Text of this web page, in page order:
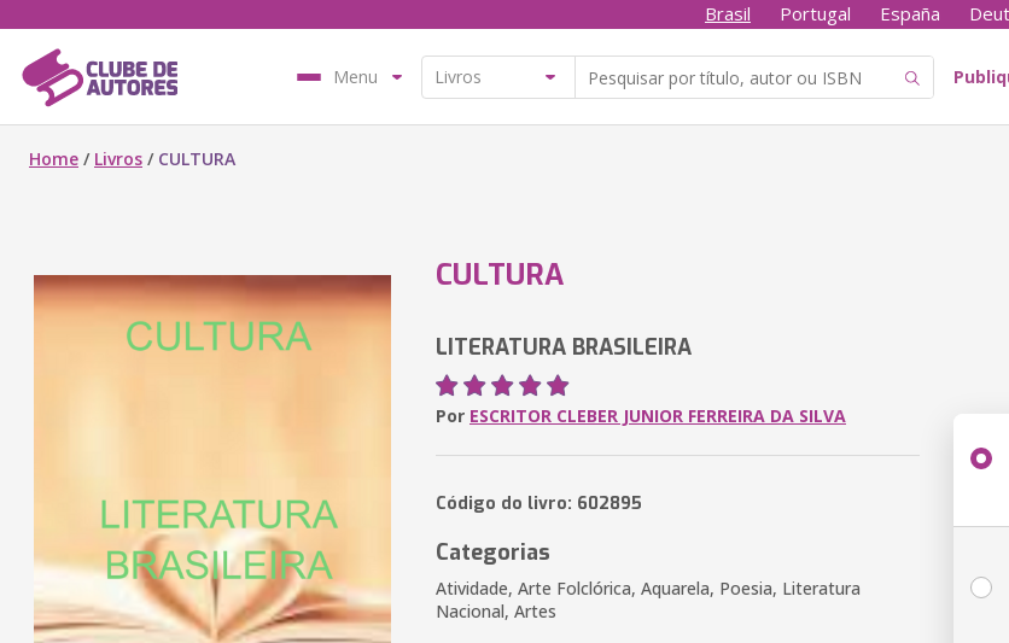
Brasil Portugal España
Menu
Home / Livros / CULTURA
CULTURA
LITERATURA BRASILEIRA
Por ESCRITOR CLEBER JUNIOR FERREIRA DA SILVA
Código do livro: 602895
Categorias
Atividade, Arte Folclórica, Aquarela, Poesia, Literatura
Nacional, Artes